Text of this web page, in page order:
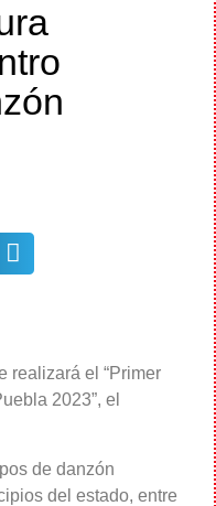
realizará el “Primer
2023”, el
de danzón
del estado, entre